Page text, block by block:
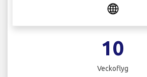
10
Veckoflyg